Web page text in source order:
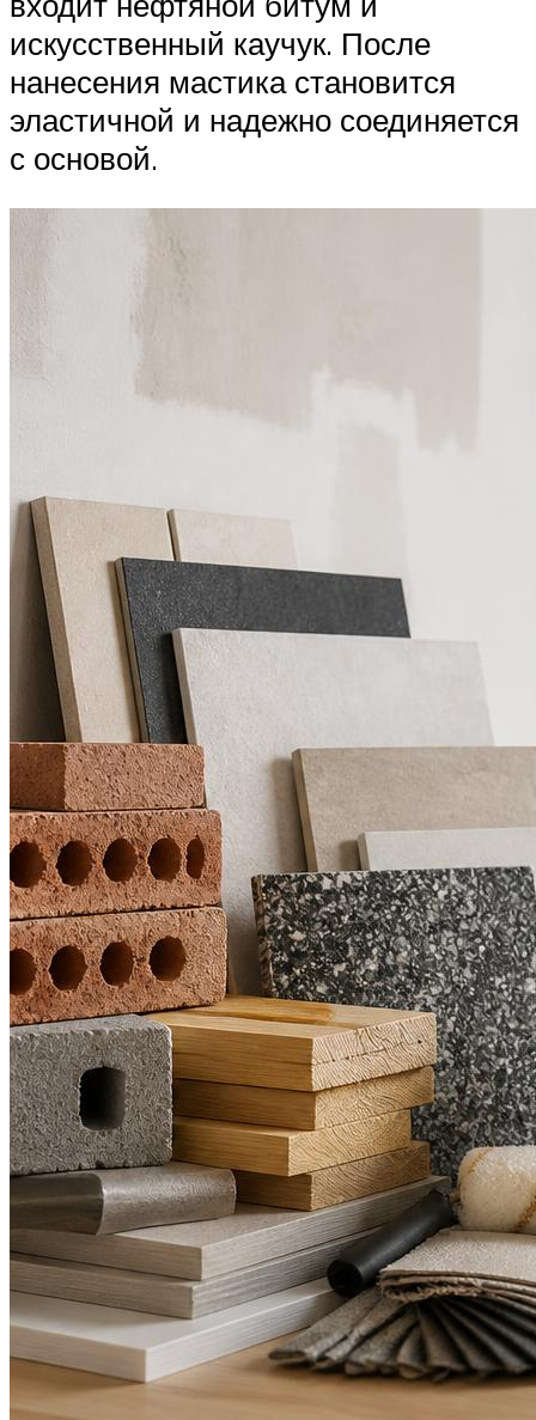
искусственный каучук. После
нанесения мастика становится
эластичной и надежно соединяется
с основой.